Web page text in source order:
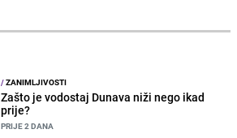
/ZANIMLJIVOSTI
Zašto je vodostaj Dunava niži nego ikad
prije?
PRIJE 2 DANA